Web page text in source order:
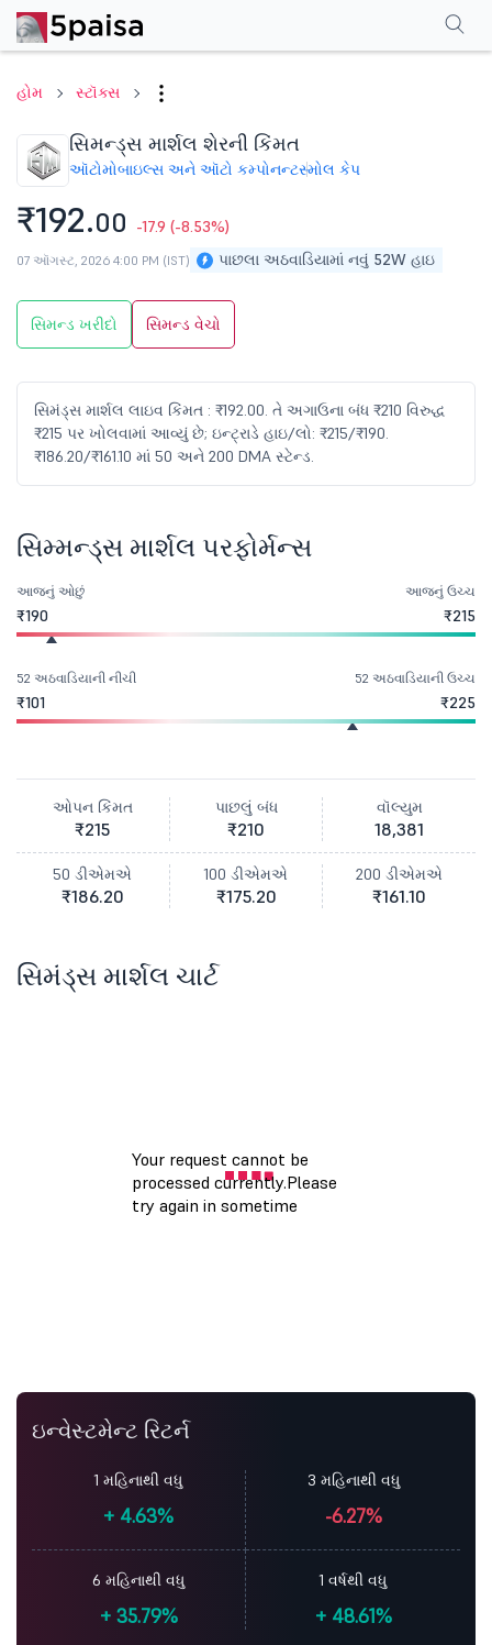
હોમ સ્ટૉક્સ
સિમન્ડ્સ માર્શલ શેરની કિંમત
ઑટોમોબાઇલ્સ અને ઑટો કમ્પોનન્ટસ્મોલ કેપ
₹192.00 -17.9 (-8.53%)
પાછલા અઠવાડિયામાં નવું 52W હાઇ
07 ઑગસ્ટ, 2026 4:00 PM (IST)
સિમન્ડ ખરીદો સિમન્ડ વેચો
સિમંડ્સ માર્શલ લાઇવ કિંમત : ₹192.00. તે અગાઉના બંધ ₹210 વિરુદ્ધ
₹215 પર ખોલવામાં આવ્યું છે; ઇન્ટ્રાડે હાઇ/લો: ₹215/₹190.
₹186.20/₹161.10 માં 50 અને 200 DMA સ્ટેન્ડ.
પરફોર્મન્સફાઇનાન્શિયલ્સ વધુ
સિમ્મન્ડ્સ માર્શલ પરફોર્મન્સ
આજનું ઓછું
₹190
આજનું ઉચ્ચ
₹215
52 અઠવાડિયાની નીચી
₹101
52 અઠવાડિયાની ઉચ્ચ
₹225
ઓપન કિંમત
₹215
પાછલું બંધ
₹210
વૉલ્યુમ
18,381
50 ડીએમએ
₹186.20
100 ડીએમએ
₹175.20
200 ડીએમએ
₹161.10
સિમંડ્સ માર્શલ ચાર્ટ
ઇન્વેસ્ટમેન્ટ રિટર્ન
1 મહિનાથી વધુ
+ 4.63%
3 મહિનાથી વધુ
-6.27%
6 મહિનાથી વધુ
+35.79%
1 વર્ષથી વધુ
+48.61%